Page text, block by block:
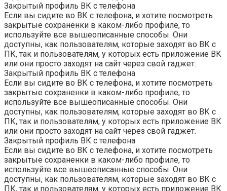
Закрытый профиль ВК с телефона
Если вы сидите во ВК с телефона, и хотите посмотреть
закрытые сохраненки в каком-либо профиле, то
используйте все вышеописанные способы. Они
доступны, как пользователям, которые заходят во ВК с
ПК, так и пользователям, у которых есть приложение ВК
или они просто заходят на сайт через свой гаджет.
Закрытый профиль ВК с телефона
Если вы сидите во ВК с телефона, и хотите посмотреть
закрытые сохраненки в каком-либо профиле, то
используйте все вышеописанные способы. Они
доступны, как пользователям, которые заходят во ВК с
ПК, так и пользователям, у которых есть приложение ВК
или они просто заходят на сайт через свой гаджет.
Закрытый профиль ВК с телефона
Если вы сидите во ВК с телефона, и хотите посмотреть
закрытые сохраненки в каком-либо профиле, то
используйте все вышеописанные способы. Они
доступны, как пользователям, которые заходят во ВК с
ПК, так и пользователям, у которых есть приложение ВК